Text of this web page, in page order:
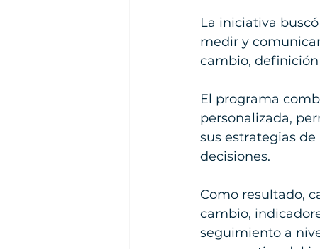
La iniciativa
medir y
cambio,
El programa
personalizada,
sus estrategias
decisiones.
Como resultado,
cambio,
seguimiento a